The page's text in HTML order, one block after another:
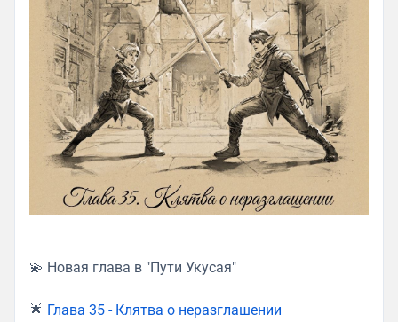
💫 Новая глава в "Пути Укусая"
🌟 Глава 35 - Клятва о неразглашении